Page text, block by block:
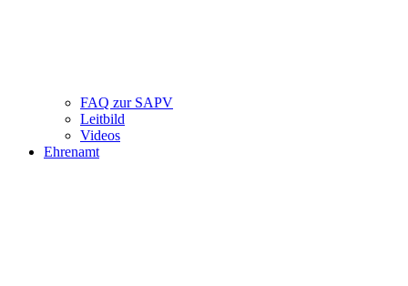
FAQ zur SAPV
Leitbild
Videos
Ehrenamt